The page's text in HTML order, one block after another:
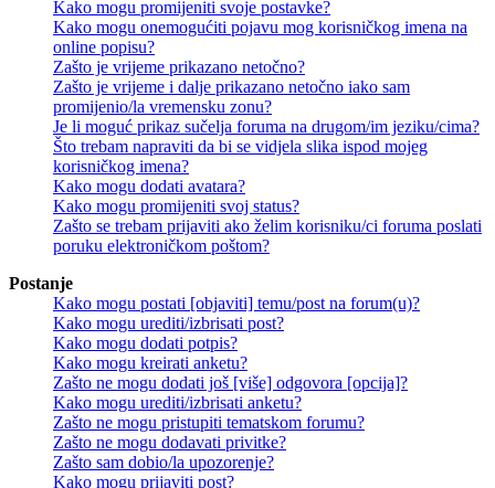
Kako mogu promijeniti svoje postavke?
Kako mogu onemogućiti pojavu mog korisničkog imena na
online popisu?
Zašto je vrijeme prikazano netočno?
Zašto je vrijeme i dalje prikazano netočno iako sam
promijenio/la vremensku zonu?
Je li moguć prikaz sučelja foruma na drugom/im jeziku/cima?
Što trebam napraviti da bi se vidjela slika ispod mojeg
korisničkog imena?
Kako mogu dodati avatara?
Kako mogu promijeniti svoj status?
Zašto se trebam prijaviti ako želim korisniku/ci foruma poslati
poruku elektroničkom poštom?
Postanje
Kako mogu postati [objaviti] temu/post na forum(u)?
Kako mogu urediti/izbrisati post?
Kako mogu dodati potpis?
Kako mogu kreirati anketu?
Zašto ne mogu dodati još [više] odgovora [opcija]?
Kako mogu urediti/izbrisati anketu?
Zašto ne mogu pristupiti tematskom forumu?
Zašto ne mogu dodavati privitke?
Zašto sam dobio/la upozorenje?
Kako mogu prijaviti post?